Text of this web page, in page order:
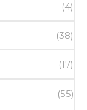
(4)
(38)
(17)
(55)